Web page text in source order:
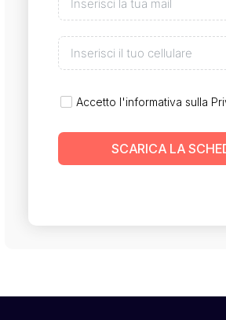
Accetto l'informativa sulla
SCARICA LA